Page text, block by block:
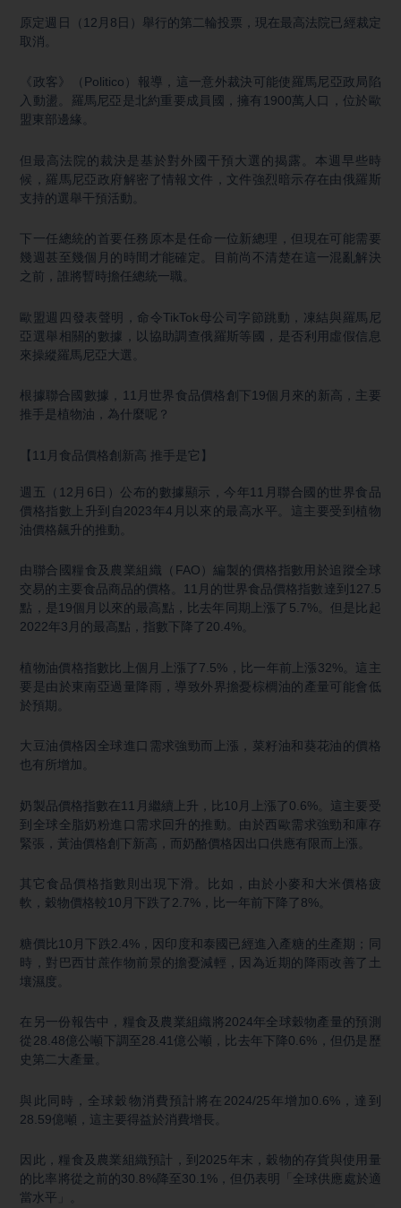
原定週日（12月8日）舉行的第二輪投票，現在最高法院已經裁定
取消。
《政客》（Politico）報導，這一意外裁決可能使羅馬尼亞政局陷
入動盪。羅馬尼亞是北約重要成員國，擁有1900萬人口，位於歐
盟東部邊緣。
但最高法院的裁決是基於對外國干預大選的揭露。本週早些時
候，羅馬尼亞政府解密了情報文件，文件強烈暗示存在由俄羅斯
支持的選舉干預活動。
下一任總統的首要任務原本是任命一位新總理，但現在可能需要
幾週甚至幾個月的時間才能確定。目前尚不清楚在這一混亂解決
之前，誰將暫時擔任總統一職。
歐盟週四發表聲明，命令TikTok母公司字節跳動，凍結與羅馬尼
亞選舉相關的數據，以協助調查俄羅斯等國，是否利用虛假信息
來操縱羅馬尼亞大選。
根據聯合國數據，11月世界食品價格創下19個月來的新高，主要
推手是植物油，為什麼呢？
【11月食品價格創新高 推手是它】
週五（12月6日）公布的數據顯示，今年11月聯合國的世界食品
價格指數上升到自2023年4月以來的最高水平。這主要受到植物
油價格飆升的推動。
由聯合國糧食及農業組織（FAO）編製的價格指數用於追蹤全球
交易的主要食品商品的價格。11月的世界食品價格指數達到127.5
點，是19個月以來的最高點，比去年同期上漲了5.7%。但是比起
2022年3月的最高點，指數下降了20.4%。
植物油價格指數比上個月上漲了7.5%，比一年前上漲32%。這主
要是由於東南亞過量降雨，導致外界擔憂棕櫚油的產量可能會低
於預期。
大豆油價格因全球進口需求強勁而上漲，菜籽油和葵花油的價格
也有所增加。
奶製品價格指數在11月繼續上升，比10月上漲了0.6%。這主要受
到全球全脂奶粉進口需求回升的推動。由於西歐需求強勁和庫存
緊張，黃油價格創下新高，而奶酪價格因出口供應有限而上漲。
其它食品價格指數則出現下滑。比如，由於小麥和大米價格疲
軟，穀物價格較10月下跌了2.7%，比一年前下降了8%。
糖價比10月下跌2.4%，因印度和泰國已經進入產糖的生產期；同
時，對巴西甘蔗作物前景的擔憂減輕，因為近期的降雨改善了土
壤濕度。
在另一份報告中，糧食及農業組織將2024年全球穀物產量的預測
從28.48億公噸下調至28.41億公噸，比去年下降0.6%，但仍是歷
史第二大產量。
與此同時，全球穀物消費預計將在2024/25年增加0.6%，達到
28.59億噸，這主要得益於消費增長。
因此，糧食及農業組織預計，到2025年末，穀物的存貨與使用量
的比率將從之前的30.8%降至30.1%，但仍表明「全球供應處於適
當水平」。